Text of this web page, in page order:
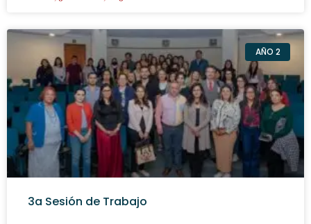
AÑO 2
3a Sesión de Trabajo